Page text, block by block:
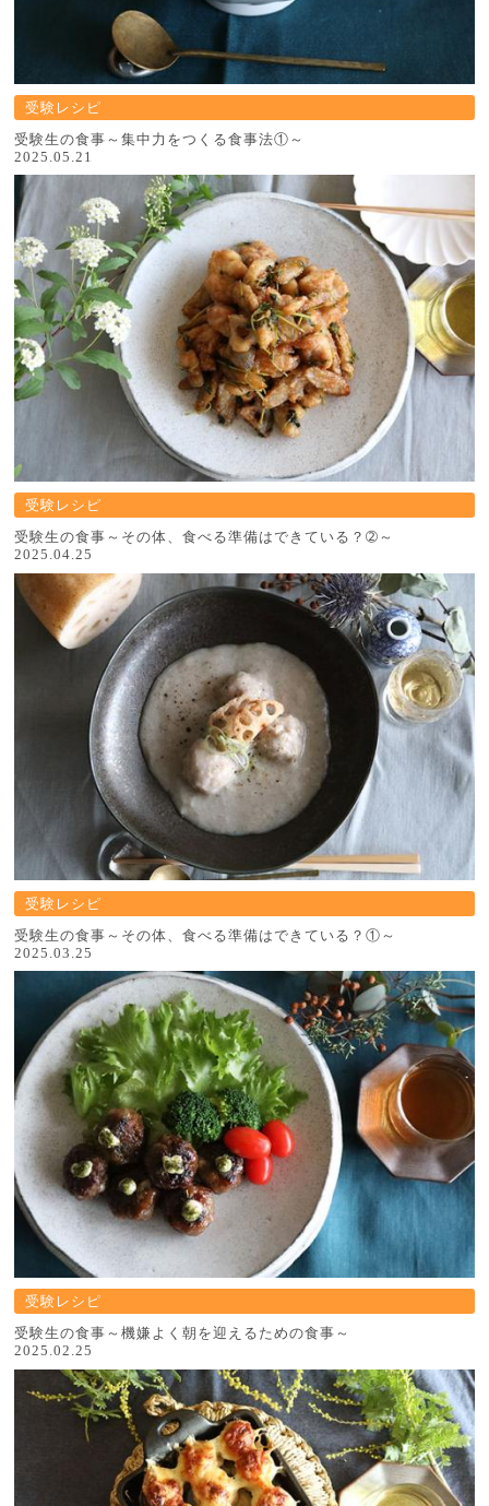
受験レシピ
受験生の食事～集中力をつくる食事法①～
2025.05.21
受験レシピ
受験生の食事～その体、食べる準備はできている？➁～
2025.04.25
受験レシピ
受験生の食事～その体、食べる準備はできている？①～
2025.03.25
受験レシピ
受験生の食事～機嫌よく朝を迎えるための食事～
2025.02.25